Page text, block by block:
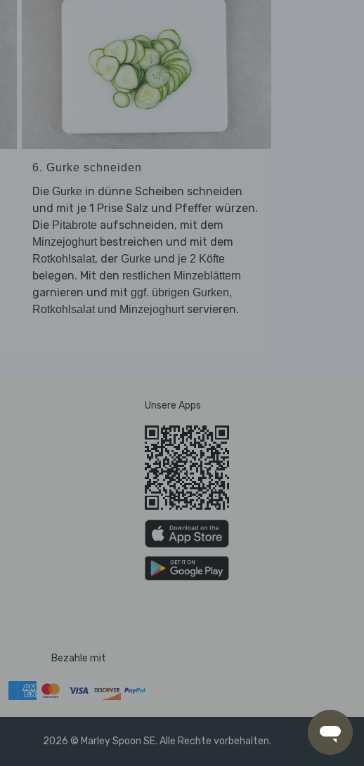
6. Gurke schneiden
Die Gurke in dünne Scheiben schneiden
und mit je 1 Prise Salz und Pfeffer würzen.
Die Pitabrote aufschneiden, mit dem
Minzejoghurt bestreichen und mit dem
Rotkohlsalat, der Gurke und je 2 Köfte
belegen. Mit den restlichen Minzeblättern
garnieren und mit ggf. übrigen Gurken,
Rotkohlsalat und Minzejoghurt servieren.
Unsere Apps
Bezahle mit
2026 © Marley Spoon SE. Alle Rechte vorbehalten.